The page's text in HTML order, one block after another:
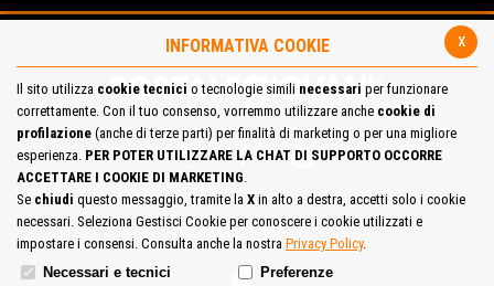
Site Map Cookie Policy
x
INFORMATIVA COOKIE
Il sito utilizza cookie tecnici o tecnologie simili necessari per funzionare
correttamente. Con il tuo consenso, vorremmo utilizzare anche cookie di
profilazione (anche di terze parti) per finalità di marketing o per una migliore
esperienza. PER POTER UTILIZZARE LA CHAT DI SUPPORTO OCCORRE
ACCETTARE I COOKIE DI MARKETING.
Se chiudi questo messaggio, tramite la X in alto a destra, accetti solo i cookie
necessari. Seleziona Gestisci Cookie per conoscere i cookie utilizzati e
impostare i consensi. Consulta anche la nostra Privacy Policy.
Necessari e tecnici
Preferenze